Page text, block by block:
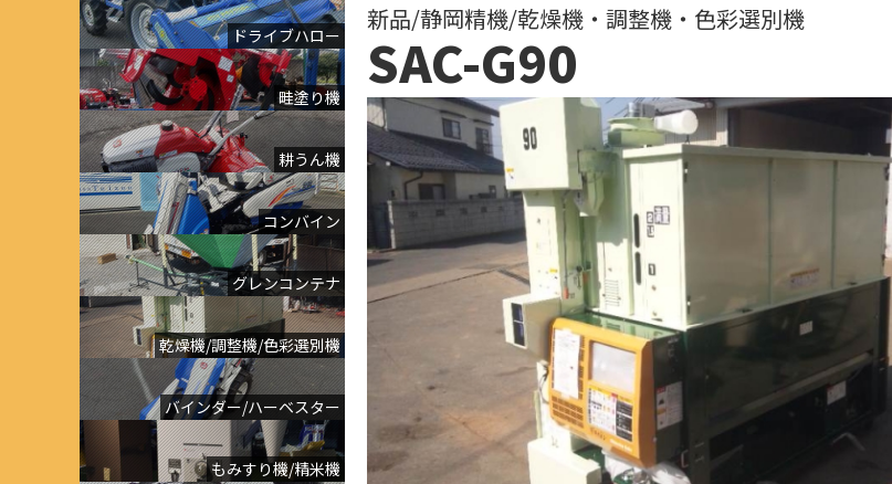
ドライブハロー
畦塗り機
耕うん機
コンバイン
グレンコンテナ
乾燥機/調整機/色彩選別機
バインダー/ハーベスター
もみすり機/精米機
新品/静岡精機/乾燥機・調整機・色彩選別機
SAC-G90